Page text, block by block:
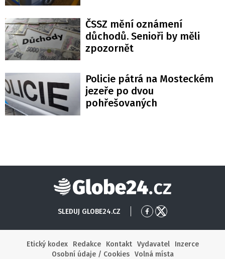
ČSSZ mění oznámení
důchodů. Senioři by měli
zpozornět
Policie pátrá na Mosteckém
jezeře po dvou
pohřešovaných
Globe24
SLEDUJ GLOBE24.CZ
Přejít
Facebook
Přejít
X
Etický kodex
Redakce Kontakt Vydavatel
Inzerce
Osobní údaje / Cookies
Volná místa